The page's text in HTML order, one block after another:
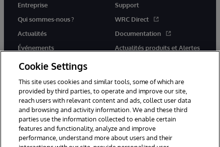
Entreprise
Qui sommes-nous ?
Actualités
Événements
Rejoignez-nous
Support
WRC Direct
Documentation
Actualités produits et Alertes
© 1996-2026 InterSystems Corporation, Cambridge, MA. Tous droits
réservés.
Cookie Settings
This site uses cookies and similar tools, some of which are
provided by third parties, to operate and improve our site,
reach users with relevant content and ads, collect user data
and browsing and activity information. We and these third
parties use the information collected to enable certain
features and functionality, analyze and improve
performance, understand more about users and their